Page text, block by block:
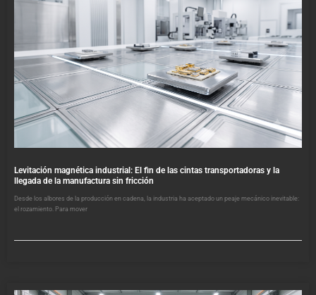
Levitación magnética industrial: El fin de las cintas transportadoras y la
llegada de la manufactura sin fricción
Desde los albores de la producción en cadena, la industria ha aceptado un peaje mecánico inevitable:
el rozamiento. Para mover